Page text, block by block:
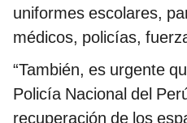
uniformes escolares,
médicos, policías,
“También, es urgente
Policía Nacional del
recuperación de los